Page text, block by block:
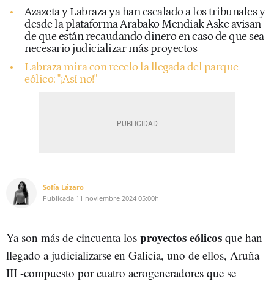
Azazeta y Labraza ya han escalado a los tribunales y
desde la plataforma Arabako Mendiak Aske avisan
de que están recaudando dinero en caso de que sea
necesario judicializar más proyectos
Labraza mira con recelo la llegada del parque
eólico: "¡Así no!"
Sofía Lázaro
Publicada 11 noviembre 2024 05:00h
Ya son más de cincuenta los proyectos eólicos que han
llegado a judicializarse en Galicia, uno de ellos, Aruña
III -compuesto por cuatro aerogeneradores que se